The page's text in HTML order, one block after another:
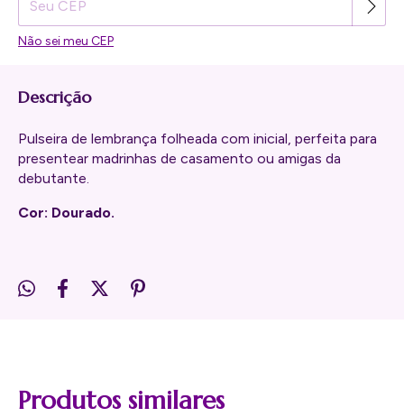
Não sei meu CEP
Descrição
Pulseira de lembrança folheada com inicial, perfeita para
presentear madrinhas de casamento ou amigas da
debutante.
Cor: Dourado.
Produtos similares